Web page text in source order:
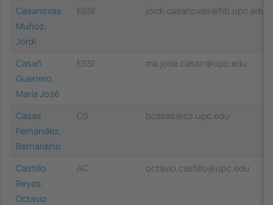
Casanovas
Muñoz,
Jordi
ESSI jordi.casanovas@fib.upc.edu
Casañ
Guerrero,
María José
ESSI ma.jose.casan@upc.edu
Casas
Fernández,
Bernardino
CS bcasas@cs.upc.edu
Castillo
Reyes,
Octavio
AC octavio.castillo@upc.edu